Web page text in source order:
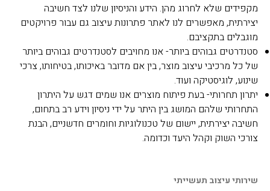
מקפידים שלא לחרוג מהן. הידע והניסיון שלנו לצד חשיבה
יצירתית, מאפשרים לנו לאתר פתרונות עיצוב גם עבור פרויקטים
מוגבלים בתקציבם.
סטנדרטים גבוהים ביותר- אנו מחויבים לסטנדרטים גבוהים ביותר
של כל מרכיבי עיצוב מוצר, בין אם מדובר באיכותו, בטיחותו, צרכי
שינוע, לוגיסטיקה ועוד.
יתרון תחרותי- בעת פיתוח מוצרים אנו שמים דגש על היתרון
התחרותי שלהם המושג בין היתר על ידי ניסיון וידע רב בתחום,
חשיבה יצירתית, יישום של טכנולוגיות וחומרים חדשניים, הבנת
צורכי השוק וקהל היעד וכדומה.
שירותי עיצוב תעשייתי